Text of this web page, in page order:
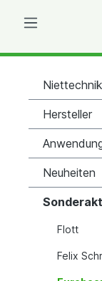
Niettechnik
Hersteller
Neuheiten
Flott
Felix